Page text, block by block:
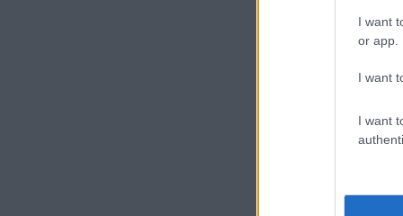
I want
or app.
I want
I want
245.000 Ft